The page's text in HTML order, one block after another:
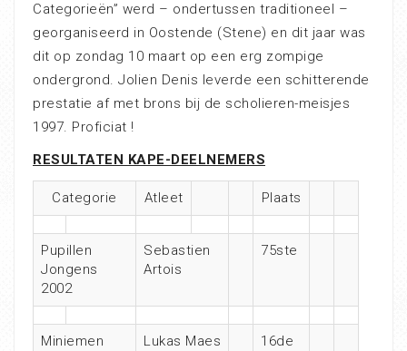
Categorieën” werd – ondertussen traditioneel –
georganiseerd in Oostende (Stene) en dit jaar was
dit op zondag 10 maart op een erg zompige
ondergrond. Jolien Denis leverde een schitterende
prestatie af met brons bij de scholieren-meisjes
1997. Proficiat !
RESULTATEN KAPE-DEELNEMERS
Categorie Atleet Plaats
Pupillen
Jongens
2002
Sebastien
Artois
75ste
Miniemen
Lukas Maes 16de